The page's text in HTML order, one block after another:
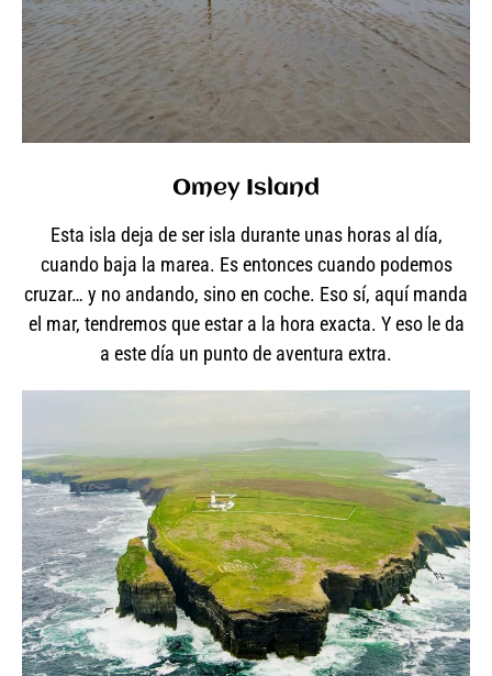
Omey Island
Esta isla deja de ser isla durante unas horas al día,
cuando baja la marea. Es entonces cuando podemos
cruzar… y no andando, sino en coche. Eso sí, aquí manda
el mar, tendremos que estar a la hora exacta. Y eso le da
a este día un punto de aventura extra.